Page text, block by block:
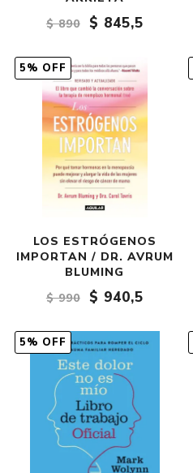
$ 890
$ 845,5
5% OFF
LOS ESTRÓGENOS
IMPORTAN / DR. AVRUM
BLUMING
$ 990
$ 940,5
5% OFF